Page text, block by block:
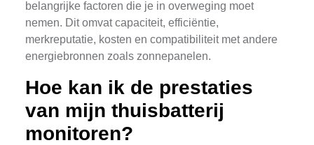
belangrijke factoren die je in overweging moet
nemen. Dit omvat capaciteit, efficiëntie,
merkreputatie, kosten en compatibiliteit met andere
energiebronnen zoals zonnepanelen.
Hoe kan ik de prestaties
van mijn thuisbatterij
monitoren?